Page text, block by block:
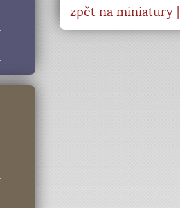
zpět na miniatury